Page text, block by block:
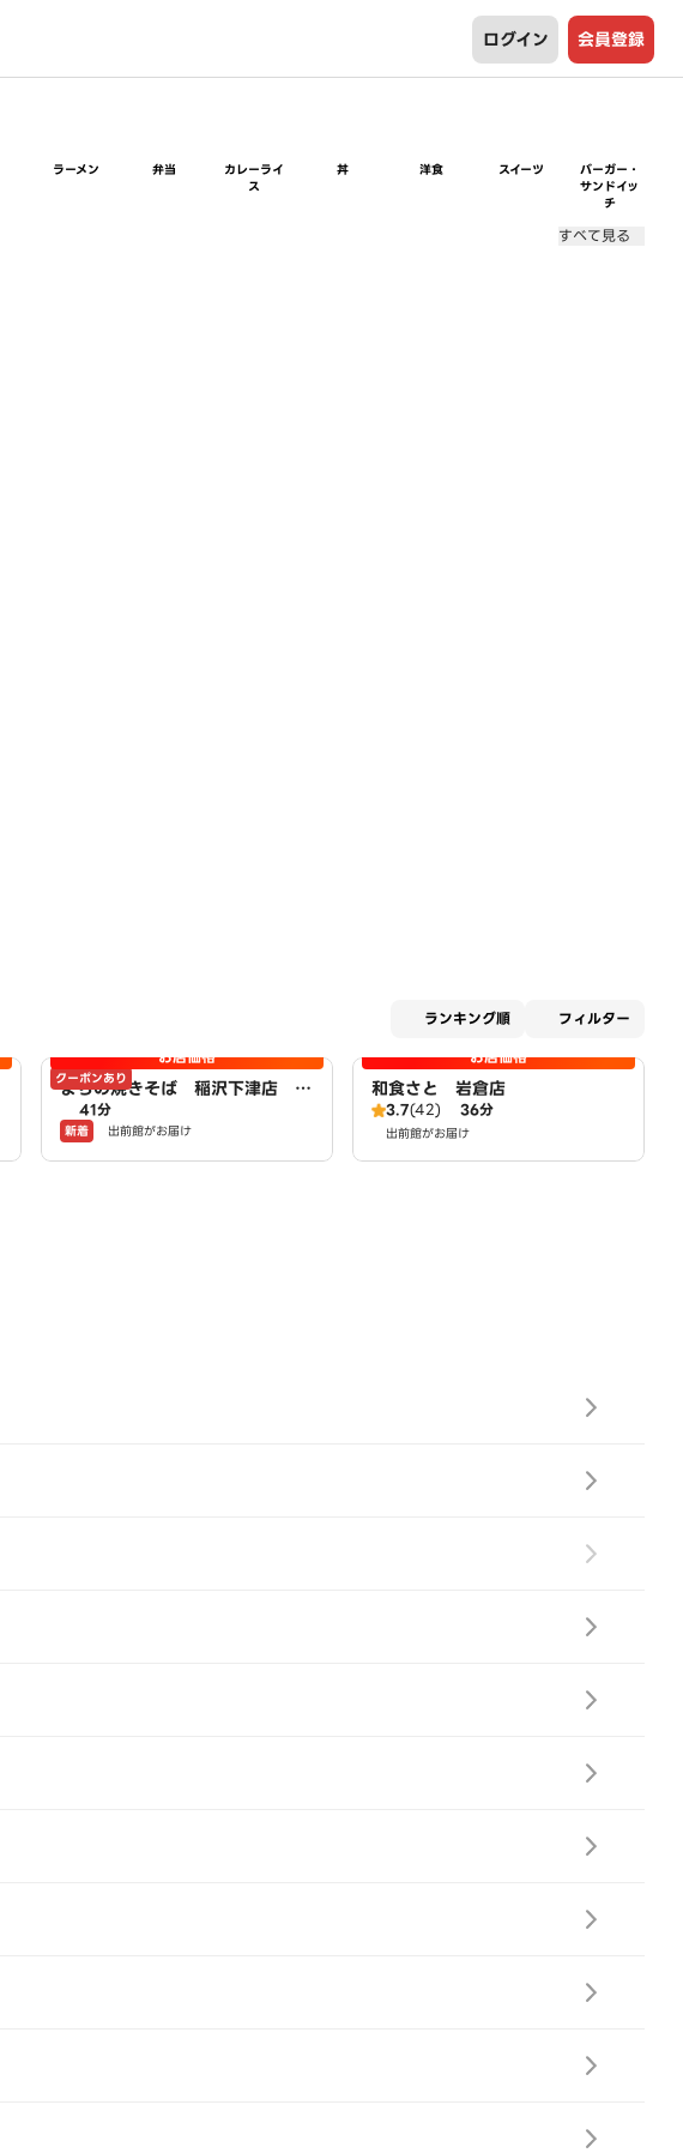
ログイン 会員登録
ラーメン 弁当
カレーライ
ス
丼 洋食 スイーツ
バーガー・
サンドイッ
チ
すべて見る
ランキング順 フィルター
クーポンあり
お店価格
まちの焼きそば 稲沢下津店 p
owered by LAWSON
41分
新着 出前館がお届け
お店価格
和食さと 岩倉店
3.7(42) 36分
出前館がお届け